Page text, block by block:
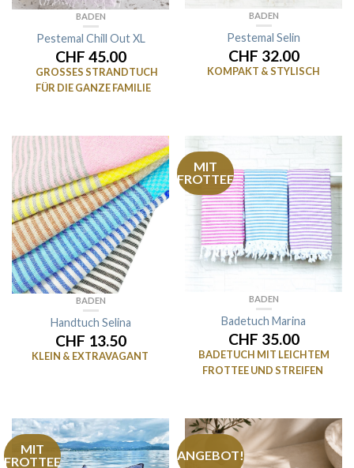
BADEN
Pestemal Chill Out XL
CHF 45.00
GROSSES STRANDTUCH
FÜR DIE GANZE FAMILIE
BADEN
Pestemal Selin
CHF 32.00
KOMPAKT & STYLISCH
BADEN
Handtuch Selina
CHF 13.50
KLEIN & EXTRAVAGANT
MIT
FROTTEE
BADEN
Badetuch Marina
CHF 35.00
BADETUCH MIT LEICHTEM
FROTTEE UND STREIFEN
MIT
FROTTEE
ANGEBOT!